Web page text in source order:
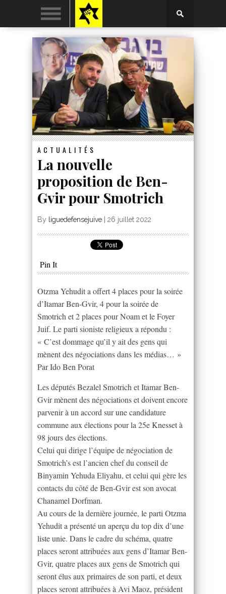
ACTUALITÉS
La nouvelle
proposition de Ben-
Gvir pour Smotrich
By liguedefensejuive 26 juillet 2022
Pin It
Otzma Yehudit a offert 4 places pour la soirée
d’Itamar Ben-Gvir, 4 pour la soirée de
Smotrich et 2 places pour Noam et le Foyer
Juif. Le parti sioniste religieux a répondu :
« C’est dommage qu’il y ait des gens qui
mènent des négociations dans les médias… »
Par Ido Ben Porat
Les députés Bezalel Smotrich et Itamar Ben-
Gvir mènent des négociations et doivent encore
parvenir à un accord sur une candidature
commune aux élections pour la 25e Knesset à
98 jours des élections.
Celui qui dirige l’équipe de négociation de
Smotrich’s est l’ancien chef du conseil de
Binyamin Yehuda Eliyahu, et celui qui gère les
contacts du côté de Ben-Gvir est son avocat
Chanamel Dorfman.
Au cours de la dernière journée, le parti Otzma
Yehudit a présenté un aperçu du top dix d’une
liste unie. Dans le cadre du schéma, quatre
places seront attribuées aux gens d’Itamar Ben-
Gvir, quatre places aux gens de Smotrich qui
seront élus aux primaires de son parti, et deux
places seront attribuées à Avi Maoz, président